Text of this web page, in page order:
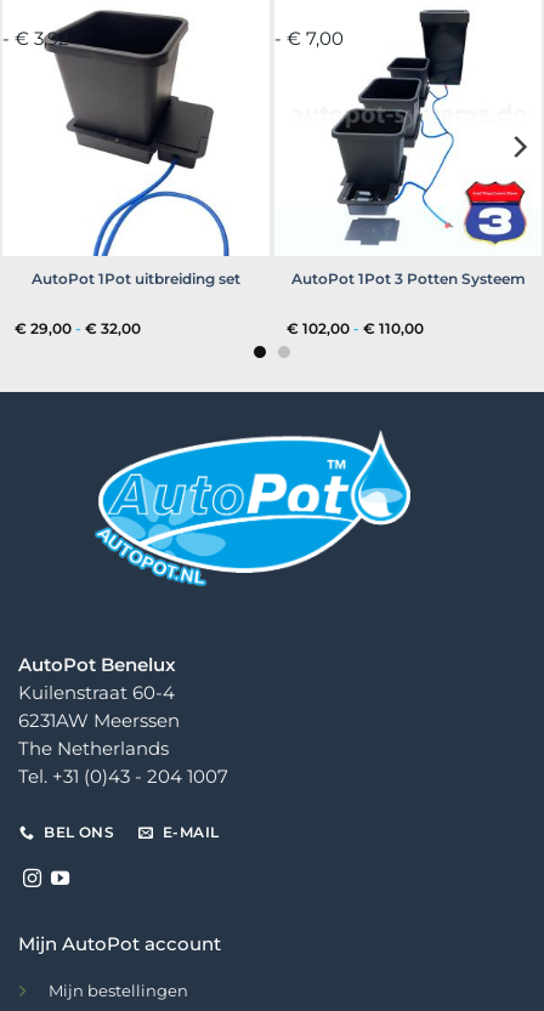
- € 3,92
AutoPot 1Pot uitbreiding set
€ 29,00 - € 32,00Prijsklasse:
- € 7,00
AutoPot 1Pot 3 Potten Systeem
€ 102,00 - € 110,00Prijsklasse:
AutoPot Benelux
Kuilenstraat 60-4
6231AW Meerssen
The Netherlands
Tel. +31 (0)43 - 204 1007
BEL ONS E-MAIL
Mijn AutoPot account
Mijn bestellingen